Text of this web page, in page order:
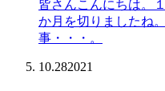
皆さんこんにちは。
か月を切りましたね
事・・・。
10.282021